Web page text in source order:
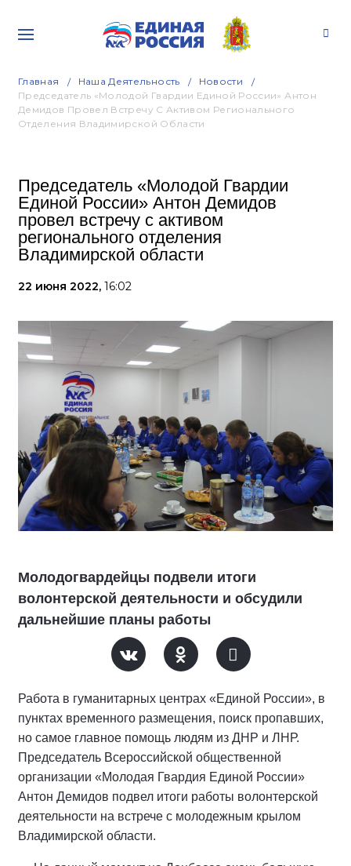
Главная Наша Деятельность
Новости
Председатель «Молодой Гвардии Единой России» Антон
Демидов Провел Встречу С Активом Регионального
Отделения Владимирской Области
Председатель «Молодой Гвардии
Единой России» Антон Демидов
провел встречу с активом
регионального отделения
Владимирской области
22 июня 2022, 16:02
Молодогвардейцы подвели итоги
волонтерской деятельности и обсудили
дальнейшие планы работы
Работа в гуманитарных центрах «Единой России», в
пунктах временного размещения, поиск пропавших,
но самое главное помощь людям из ДНР и ЛНР.
Председатель Всероссийской общественной
организации «Молодая Гвардия Единой России»
Антон Демидов подвел итоги работы волонтерской
деятельности на встрече с молодежным крылом
Владимирской области.